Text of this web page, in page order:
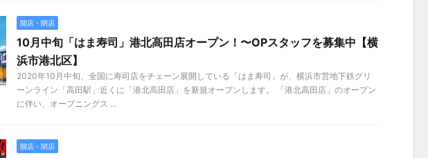
開店・閉店
10月中旬「はま寿司」港北高田店オープン！〜OPスタッフを募集中【横
浜市港北区】
2020年10月中旬、全国に寿司店をチェーン展開している「はま寿司」が、横浜市営地下鉄グリ
ーンライン「高田駅」近くに「港北高田店」を新規オープンします。 「港北高田店」のオープン
に伴い、オープニングス ...
開店・閉店